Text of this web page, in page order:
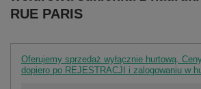
RUE PARIS
Oferujemy sprzedaż wyłącznie hurtową.
dopiero po REJESTRACJI i zalogowaniu w